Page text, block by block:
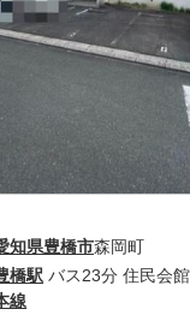
知県豊橋市森岡町
橋駅 バス23分 住民会
線